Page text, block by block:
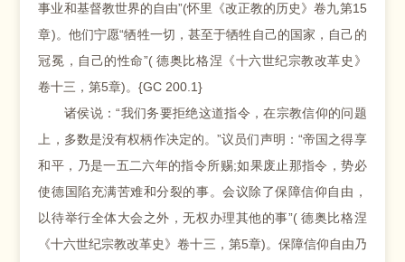
事业和基督教世界的自由”(怀里《改正教的历史》卷九第15
章)。他们宁愿“牺牲一切，甚至于牺牲自己的国家，自己的
冠冕，自己的性命”( 德奥比格涅《十六世纪宗教改革史》
卷十三，第5章)。{GC 200.1}
诸侯说：“我们务要拒绝这道指令，在宗教信仰的问题
上，多数是没有权柄作决定的。”议员们声明：“帝国之得享
和平，乃是一五二六年的指令所赐;如果废止那指令，势必
使德国陷充满苦难和分裂的事。会议除了保障信仰自由，
以待举行全体大会之外，无权办理其他的事”( 德奥比格涅
《十六世纪宗教改革史》卷十三，第5章)。保障信仰自由乃